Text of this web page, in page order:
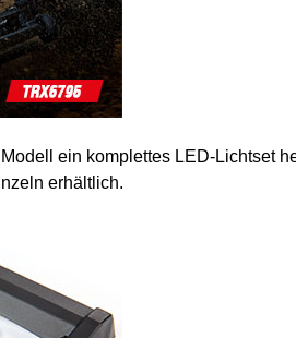
ein komplettes LED-Lichtset
erhältlich.